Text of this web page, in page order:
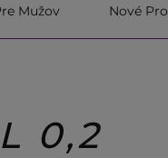
Mužov Nové
0,2